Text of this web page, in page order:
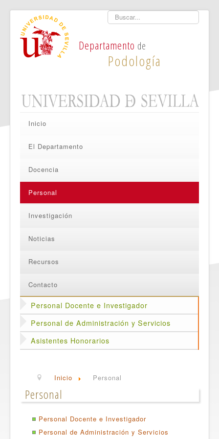
Buscar
Departamento de
Podología
Inicio
El Departamento
Docencia
Personal
Investigación
Noticias
Recursos
Contacto
Personal Docente e Investigador
Personal de Administración y Servicios
Asistentes Honorarios
Inicio Personal
Personal
Personal Docente e Investigador
Personal de Administración y Servicios